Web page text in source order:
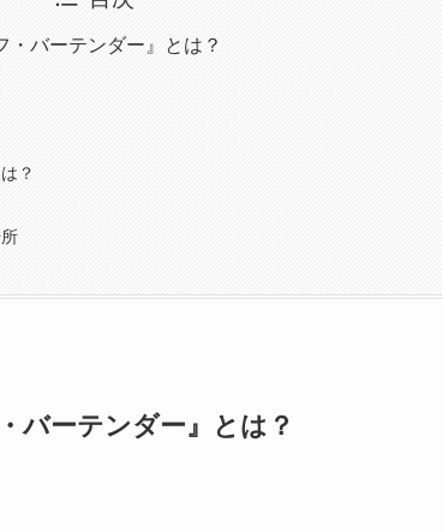
・バーテンダー』とは？
？
バーテンダー』とは？